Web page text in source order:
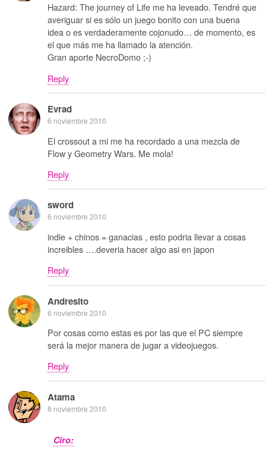
Hazard: The journey of Life me ha leveado. Tendré que
averiguar si es sólo un juego bonito con una buena
idea o es verdaderamente cojonudo… de momento, es
el que más me ha llamado la atención.
Gran aporte NecroDomo ;-)
Reply
Evrad
6 noviembre 2010
El crossout a mi me ha recordado a una mezcla de
Flow y Geometry Wars. Me mola!
Reply
sword
6 noviembre 2010
indie + chinos = ganacias , esto podria llevar a cosas
increibles ….deveria hacer algo asi en japon
Reply
Andresito
6 noviembre 2010
Por cosas como estas es por las que el PC siempre
será la mejor manera de jugar a videojuegos.
Reply
Atama
8 noviembre 2010
Ciro: